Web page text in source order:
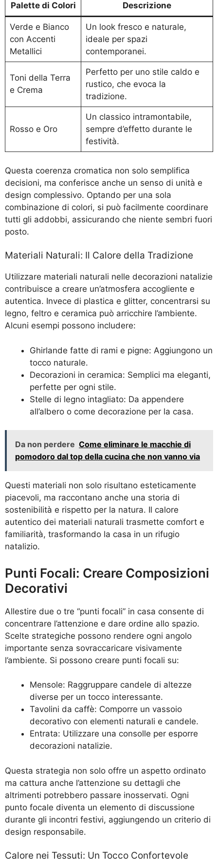
Palette di Colori Descrizione
Verde e Bianco
con Accenti
Metallici
Un look fresco e naturale,
ideale per spazi
contemporanei.
Toni della Terra
e Crema
Perfetto per uno stile caldo e
rustico, che evoca la
tradizione.
Rosso e Oro
Un classico intramontabile,
sempre d’effetto durante le
festività.
Questa coerenza cromatica non solo semplifica
decisioni, ma conferisce anche un senso di unità e
design complessivo. Optando per una sola
combinazione di colori, si può facilmente coordinare
tutti gli addobbi, assicurando che niente sembri fuori
posto.
Materiali Naturali: Il Calore della Tradizione
Utilizzare materiali naturali nelle decorazioni natalizie
contribuisce a creare un’atmosfera accogliente e
autentica. Invece di plastica e glitter, concentrarsi su
legno, feltro e ceramica può arricchire l’ambiente.
Alcuni esempi possono includere:
Ghirlande fatte di rami e pigne: Aggiungono un
tocco naturale.
Decorazioni in ceramica: Semplici ma eleganti,
perfette per ogni stile.
Stelle di legno intagliato: Da appendere
all’albero o come decorazione per la casa.
Da non perdere Come eliminare le macchie di
pomodoro dal top della cucina che non vanno via
Questi materiali non solo risultano esteticamente
piacevoli, ma raccontano anche una storia di
sostenibilità e rispetto per la natura. Il calore
autentico dei materiali naturali trasmette comfort e
familiarità, trasformando la casa in un rifugio
natalizio.
Punti Focali: Creare Composizioni
Decorativi
Allestire due o tre “punti focali” in casa consente di
concentrare l’attenzione e dare ordine allo spazio.
Scelte strategiche possono rendere ogni angolo
importante senza sovraccaricare visivamente
l’ambiente. Si possono creare punti focali su:
Mensole: Raggruppare candele di altezze
diverse per un tocco interessante.
Tavolini da caffè: Comporre un vassoio
decorativo con elementi naturali e candele.
Entrata: Utilizzare una consolle per esporre
decorazioni natalizie.
Questa strategia non solo offre un aspetto ordinato
ma cattura anche l’attenzione su dettagli che
altrimenti potrebbero passare inosservati. Ogni
punto focale diventa un elemento di discussione
durante gli incontri festivi, aggiungendo un criterio di
design responsabile.
Calore nei Tessuti: Un Tocco Confortevole